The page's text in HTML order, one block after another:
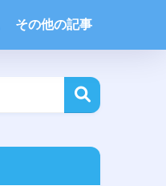
その他の記事